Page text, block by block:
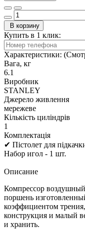
В корзину
Купить в 1 клик:
Характеристики:
Вага, кг
6.1
Виробник
STANLEY
Джерело живлення
мережеве
Кількість циліндрів
1
Комплектація
✔ Пістолет для
Набор игол - 1 шт.
Описание
Компрессор
поршень
коэффициентом
конструкция и малый
и хранить.